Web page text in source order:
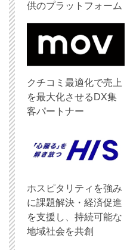
供のプラットフォーム
クチコミ最適化で売上
を最大化させるDX集
客パートナー
ホスピタリティを強み
に課題解決・経済促進
を支援し、持続可能な
地域社会を共創